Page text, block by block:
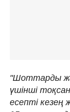
"Шоттарды
үшінші
есепті кезең